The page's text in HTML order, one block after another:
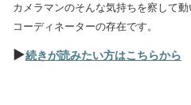
カメラマンのそんな気持ちを察して
コーディネーターの存在です。
▶続きが読みたい方はこちらから